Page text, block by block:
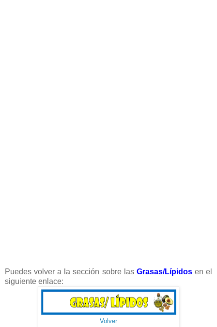
Puedes volver a la sección sobre las Grasas/Lípidos en el
siguiente enlace:
Volver